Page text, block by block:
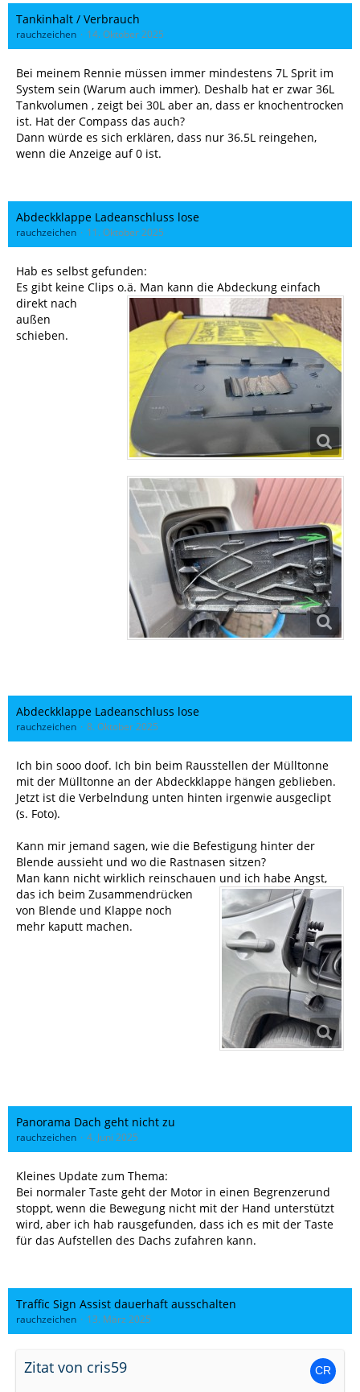
Tankinhalt / Verbrauch
rauchzeichen 14. Oktober 2025
Bei meinem Rennie müssen immer mindestens 7L Sprit im
System sein (Warum auch immer). Deshalb hat er zwar 36L
Tankvolumen , zeigt bei 30L aber an, dass er knochentrocken
ist. Hat der Compass das auch?
Dann würde es sich erklären, dass nur 36.5L reingehen,
wenn die Anzeige auf 0 ist.
Abdeckklappe Ladeanschluss lose
rauchzeichen 11. Oktober 2025
Hab es selbst gefunden:
Es gibt keine Clips o.ä. Man kann die Abdeckung einfach
direkt nach
außen
schieben.
Abdeckklappe Ladeanschluss lose
rauchzeichen 8. Oktober 2025
Ich bin sooo doof. Ich bin beim Rausstellen der Mülltonne
mit der Mülltonne an der Abdeckklappe hängen geblieben.
Jetzt ist die Verbelndung unten hinten irgenwie ausgeclipt
(s. Foto).
Kann mir jemand sagen, wie die Befestigung hinter der
Blende aussieht und wo die Rastnasen sitzen?
Man kann nicht wirklich reinschauen und ich habe Angst,
das ich beim Zusammendrücken
von Blende und Klappe noch
mehr kaputt machen.
Panorama Dach geht nicht zu
rauchzeichen 4. Juni 2025
Kleines Update zum Thema:
Bei normaler Taste geht der Motor in einen Begrenzerund
stoppt, wenn die Bewegung nicht mit der Hand unterstützt
wird, aber ich hab rausgefunden, dass ich es mit der Taste
für das Aufstellen des Dachs zufahren kann.
Traffic Sign Assist dauerhaft ausschalten
rauchzeichen 13. März 2025
Zitat von cris59